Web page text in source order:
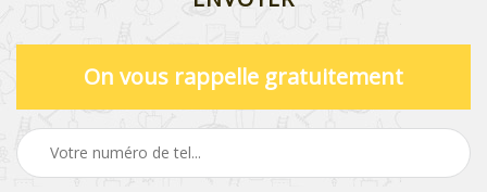
On vous rappelle gratuitement